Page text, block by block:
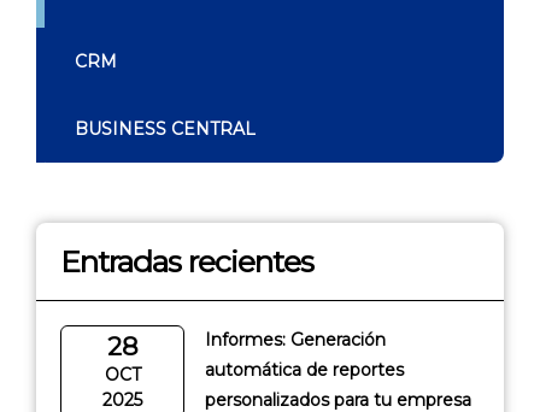
CRM
BUSINESS CENTRAL
Entradas recientes
28
OCT
2025
Informes: Generación
automática de reportes
personalizados para tu empresa